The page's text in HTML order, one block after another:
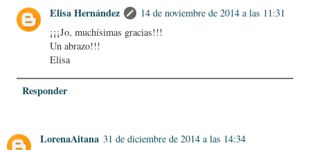
Elisa Hernández
14 de noviembre de 2014 a las 11:31
¡¡¡Jo, muchísimas gracias!!!
Un abrazo!!!
Elisa
Responder
LorenaAitana 31 de diciembre de 2014 a las 14:34